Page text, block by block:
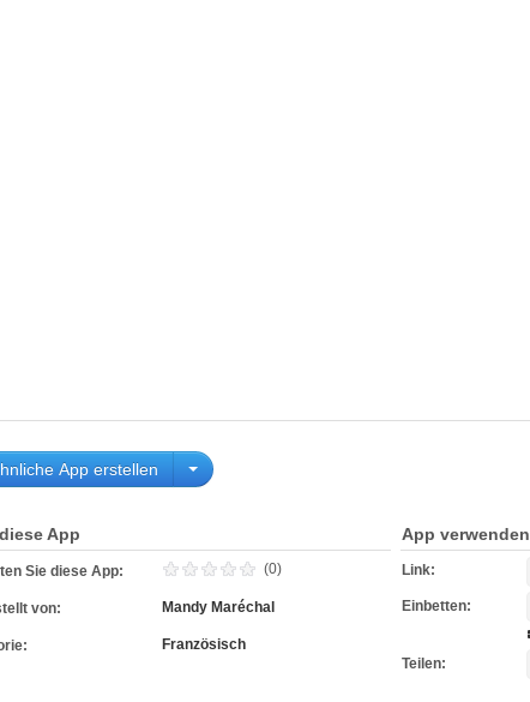
App erstellen
App
Sie diese App: (0)
von: Mandy Maréchal
Französisch
App verwenden
Link:
Einbetten:
Teilen: